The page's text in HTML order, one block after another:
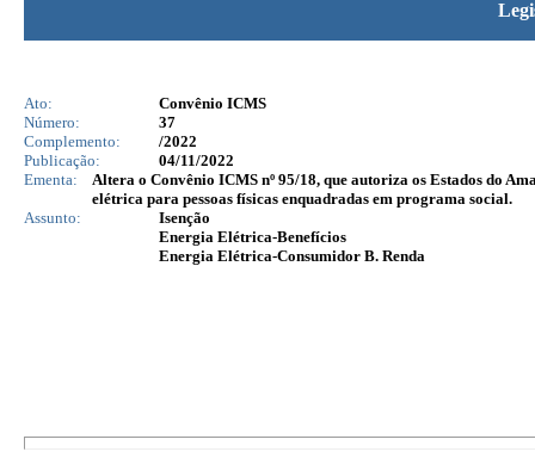
Ato:
Convênio ICMS
Número:
37
Complemento:
/2022
Publicação:
04/11/2022
Ementa:
Altera o Convênio ICMS nº 95/18, que autoriza os Estados do
elétrica para pessoas físicas enquadradas em programa social.
Assunto:
Isenção
Energia Elétrica-Benefícios
Energia Elétrica-Consumidor B. Renda